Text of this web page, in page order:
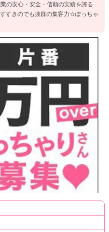
の安心・安全・信頼の実績を誇る
すきのでも抜群の集客力☆ぽっちゃ